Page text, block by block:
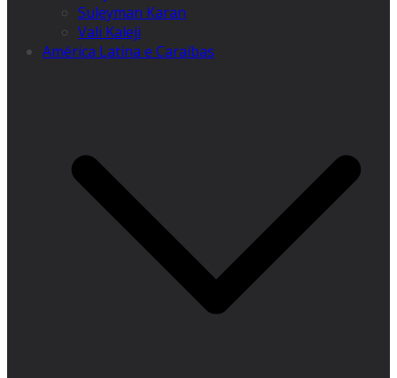
Suleyman Karan
Vali Kaleji
América Latina e Caraíbas